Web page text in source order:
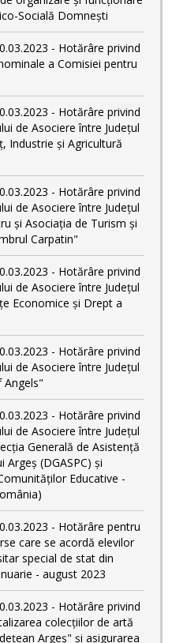
Socială Domnești
- Hotărâre privind
a Comisiei pentru
- Hotărâre privind
de Asociere între Județul
Industrie și Agricultură
- Hotărâre privind
de Asociere între Județul
și Asociația de Turism și
Carpatin"
- Hotărâre privind
de Asociere între Județul
Economice și Drept a
- Hotărâre privind
de Asociere între Județul
Angels"
- Hotărâre privind
de Asociere între Județul
Generală de Asistență
(DGASPC) și
Educative -
- Hotărâre pentru
care se acordă elevilor
special de stat din
- august 2023
- Hotărâre privind
colecțiilor de artă
Argeș" și asigurarea